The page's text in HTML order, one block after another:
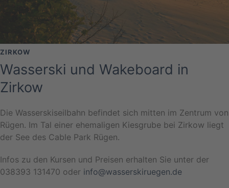
ZIRKOW
Wasserski und Wakeboard in
Zirkow
Die Wasserskiseilbahn befindet sich mitten im Zentrum von
Rügen. Im Tal einer ehemaligen Kiesgrube bei Zirkow liegt
der See des Cable Park Rügen.
Infos zu den Kursen und Preisen erhalten Sie unter der
038393 131470 oder info@wasserskiruegen.de